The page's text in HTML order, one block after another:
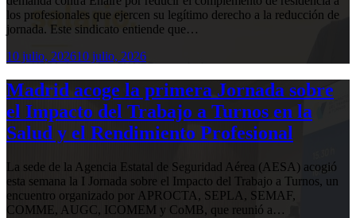
los profesionales que ejercen su legítimo derecho a la reducción de
jornada. Este sindicato entiende que…
10 julio, 202610 julio, 2026
Madrid acoge la primera Jornada sobre
el Impacto del Trabajo a Turnos en la
Salud y el Rendimiento Profesional
La sede de la Agencia Estatal de Seguridad Aérea (AESA) acogió
esta semana la I Jornada sobre el Impacto del Trabajo a Turnos, un
encuentro organizado por APROCTA, SEPLA, SEMAF,
COMME, AUGC, ICOMEM y CoMB, que reunió a…